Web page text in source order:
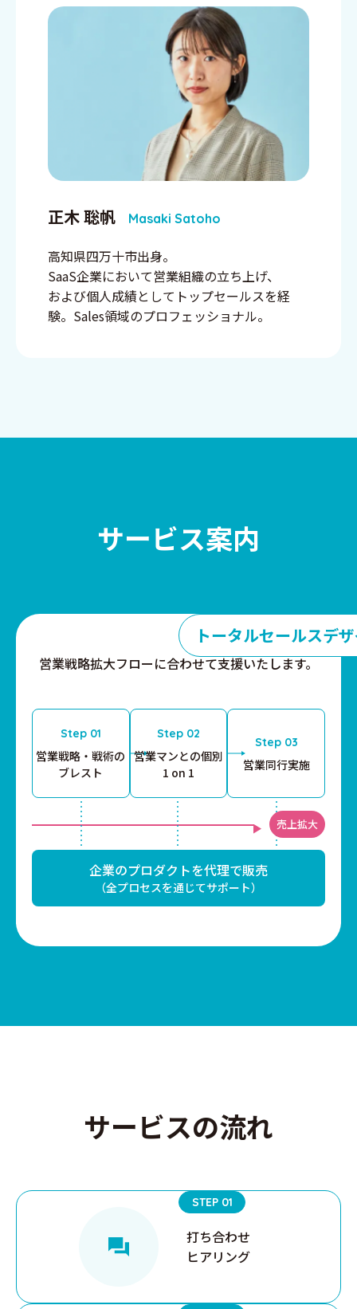
正木 聡帆 Masaki Satoho
高知県四万十市出身。
SaaS企業において営業組織の立ち上げ、
および個人成績としてトップセールスを経
験。Sales領域のプロフェッショナル。
サービス案内
トータルセールスデ
営業戦略拡大フローに合わせて支援いたします。
Step 01
営業戦略・戦術の
ブレスト
Step 02
営業マンとの個別
1 on 1
Step 03
営業同行実施
売上拡大
企業のプロダクトを代理で販売
（全プロセスを通じてサポート）
サービスの流れ
STEP 01
打ち合わせ
ヒアリング